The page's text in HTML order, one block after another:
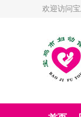
欢迎访问